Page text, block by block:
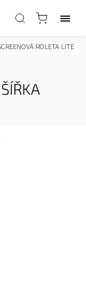
ROLETA LITE